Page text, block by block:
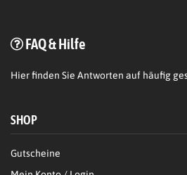
FAQ & Hilfe
Hierfinden Sie Antworten auf häufig
SHOP
Gutscheine